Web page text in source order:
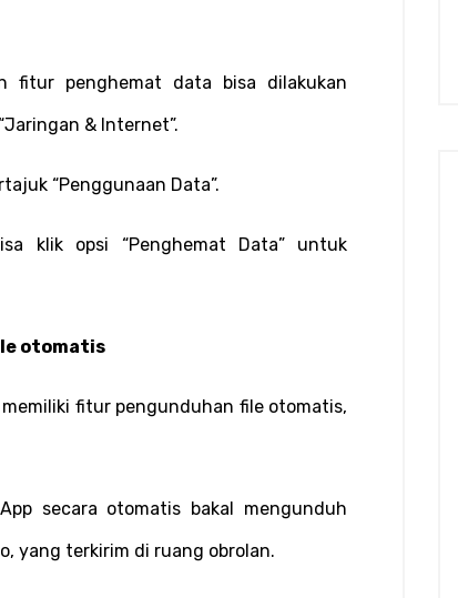
fitur penghemat data bisa dilakukan
& Internet”.
“Penggunaan Data”.
klik opsi “Penghemat Data” untuk
otomatis
fitur pengunduhan file otomatis,
secara otomatis bakal mengunduh
yang terkirim di ruang obrolan.